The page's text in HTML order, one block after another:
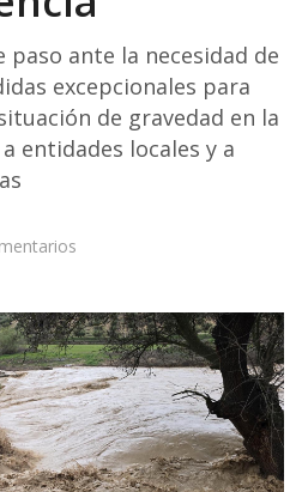
ante la necesidad de
excepcionales para
de gravedad en la
entidades locales y a